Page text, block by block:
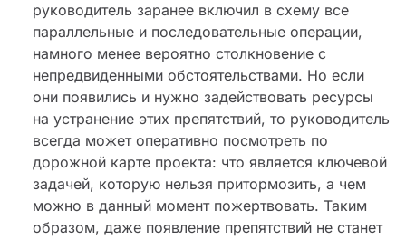
руководитель заранее включил в схему все
параллельные и последовательные операции,
намного менее вероятно столкновение с
непредвиденными обстоятельствами. Но если
они появились и нужно задействовать ресурсы
на устранение этих препятствий, то руководитель
всегда может оперативно посмотреть по
дорожной карте проекта: что является ключевой
задачей, которую нельзя притормозить, а чем
можно в данный момент пожертвовать. Таким
образом, даже появление препятствий не станет